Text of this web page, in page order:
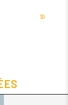
SQUIX 4